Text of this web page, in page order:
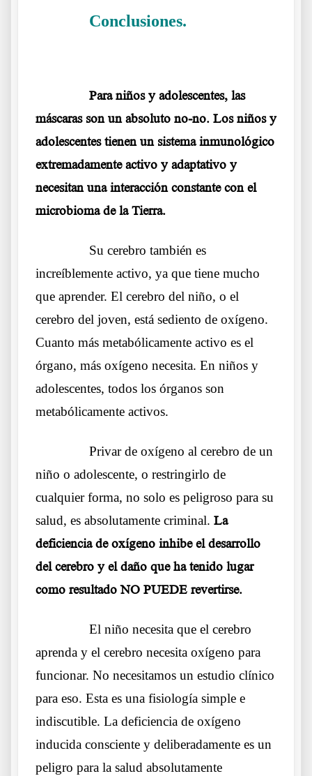
Conclusiones.
Para niños y adolescentes, las
máscaras son un absoluto no-no. Los niños y
adolescentes tienen un sistema inmunológico
extremadamente activo y adaptativo y
necesitan una interacción constante con el
microbioma de la Tierra.
Su cerebro también es
increíblemente activo, ya que tiene mucho
que aprender. El cerebro del niño, o el
cerebro del joven, está sediento de oxígeno.
Cuanto más metabólicamente activo es el
órgano, más oxígeno necesita. En niños y
adolescentes, todos los órganos son
metabólicamente activos.
Privar de oxígeno al cerebro de un
niño o adolescente, o restringirlo de
cualquier forma, no solo es peligroso para su
salud, es absolutamente criminal. La
deficiencia de oxígeno inhibe el desarrollo
del cerebro y el daño que ha tenido lugar
como resultado NO PUEDE revertirse.
El niño necesita que el cerebro
aprenda y el cerebro necesita oxígeno para
funcionar. No necesitamos un estudio clínico
para eso. Esta es una fisiología simple e
indiscutible. La deficiencia de oxígeno
inducida consciente y deliberadamente es un
peligro para la salud absolutamente